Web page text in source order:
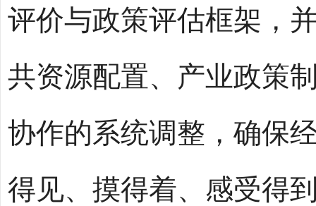
评价与政策评估框架，
共资源配置、产业政策
协作的系统调整，确保
得见、摸得着、感受得